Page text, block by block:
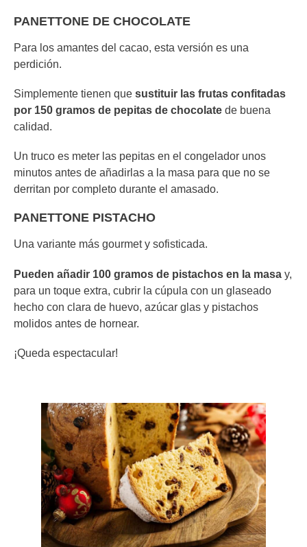
PANETTONE DE CHOCOLATE
Para los amantes del cacao, esta versión es una
perdición.
Simplemente tienen que sustituir las frutas confitadas
por 150 gramos de pepitas de chocolate de buena
calidad.
Un truco es meter las pepitas en el congelador unos
minutos antes de añadirlas a la masa para que no se
derritan por completo durante el amasado.
PANETTONE PISTACHO
Una variante más gourmet y sofisticada.
Pueden añadir 100 gramos de pistachos en la masa y,
para un toque extra, cubrir la cúpula con un glaseado
hecho con clara de huevo, azúcar glas y pistachos
molidos antes de hornear.
¡Queda espectacular!